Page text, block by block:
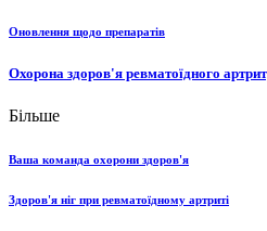
Оновлення щодо препаратів
Охорона здоров'я ревматоїдного
Більше
Ваша команда охорони здоров'я
Здоров'я ніг при ревматоїдному артриті